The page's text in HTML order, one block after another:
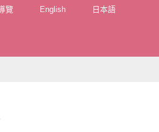
覽 English 日本語